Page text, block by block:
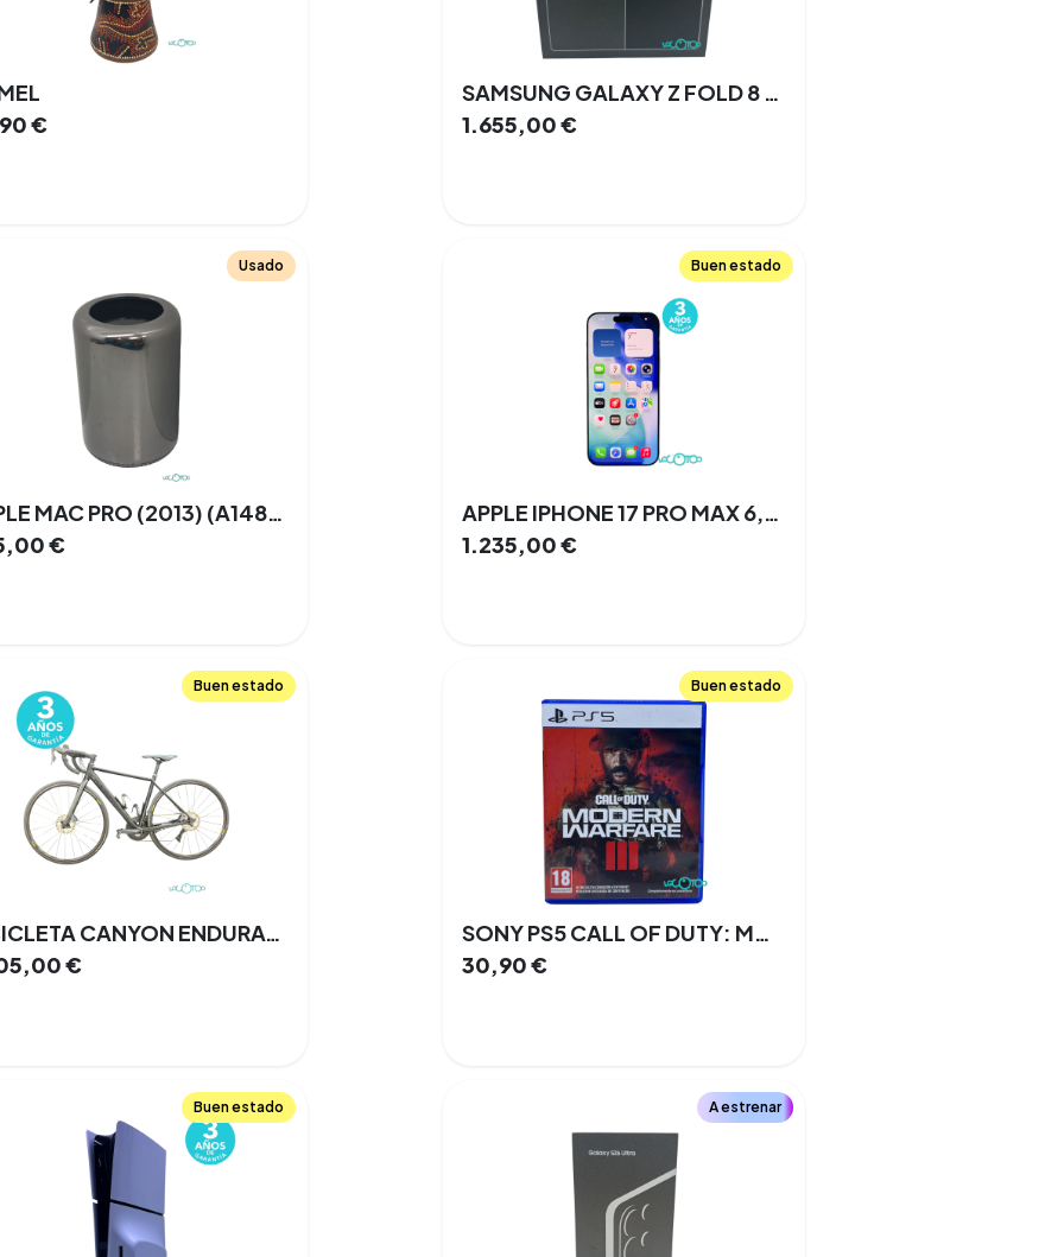
€
SAMSUNG GALAXY Z FOLD 8 ULTRA 8,0 '' 12 GB 512 GB Doble SIM 5G NFC
1.655,00€
Usado
APPLE MAC PRO (2013) (A1481) 512 GB SSD 128 GB Intel Xeon MacOS Monterey 12.7.4 AMD FirePro D500 3 GB
€
Buen estado
APPLE IPHONE 17 PRO MAX 6,9 '' 12 GB 256 GB 3 Cámaras Doble SIM 100% 5G NFC
1.235,00€
Buen estado
BICICLETA CANYON ENDURACE AL DISC 8.0 ULTEGRA
€
Buen estado
SONY PS5 CALL OF DUTY: MODERN WARFARE III
30,90€
Buen estado A estrenar